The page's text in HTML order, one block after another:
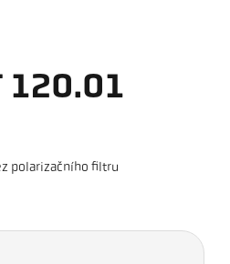
120.01
polarizačního filtru